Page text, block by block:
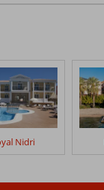
Nidri